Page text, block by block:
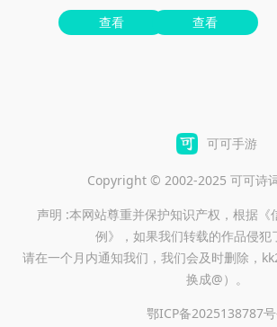
查看 查看
可可手游
Copyright © 2002-2025 可可诗
声明 :本网站尊重并保护知识产权，根据《
例》，如果我们转载的作品侵犯
请在一个月内通知我们，我们会及时删除，
换成@）。
鄂ICP备2025138787号